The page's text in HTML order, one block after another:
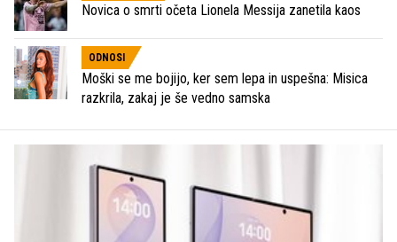
Novica o smrti očeta Lionela Messija zanetila kaos
ODNOSI
Moški se me bojijo, ker sem lepa in uspešna: Misica
razkrila, zakaj je še vedno samska